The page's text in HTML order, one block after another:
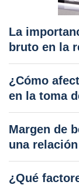
La
bruto en la
¿Cómo
en la toma
Margen de
una
¿Qué